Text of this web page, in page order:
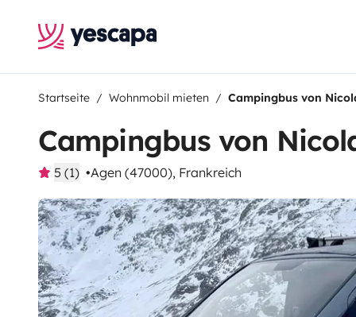
Startseite Wohnmobil mieten Campingbus von
Campingbus von
5 (1) Agen (47000), Frankreich